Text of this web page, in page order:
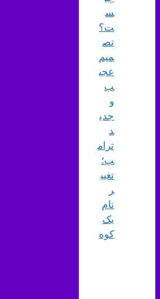
س
ت؟
تص
میم
عجی
ب
جدی
د
ترام
پ؛
تغیی
ر
نام
یک
کوه